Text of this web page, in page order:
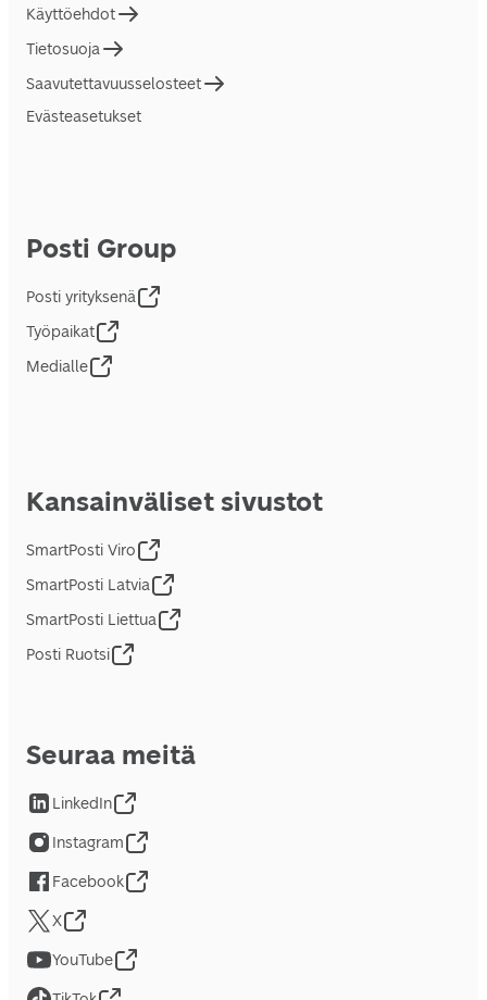
Käyttöehdot
Tietosuoja
Saavutettavuusselosteet
Evästeasetukset
Posti Group
Posti yrityksenä
Työpaikat
Medialle
Kansainväliset sivustot
SmartPosti Viro
SmartPosti Latvia
SmartPosti Liettua
Posti Ruotsi
Seuraa meitä
LinkedIn
Instagram
Facebook
X
YouTube